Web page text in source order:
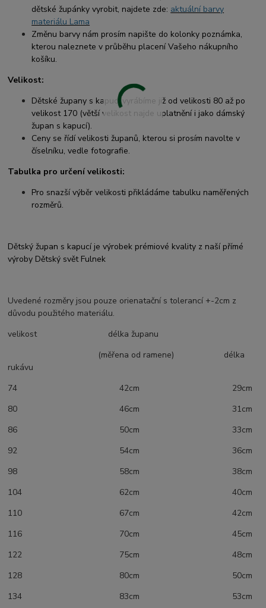
dětské župánky vyrobit, najdete zde: aktuální barvy
materiálu Lama
Změnu barvy nám prosím napište do kolonky poznámka,
kterou naleznete v průběhu placení Vašeho nákupního
košíku.
Velikost:
Dětské župany s kapucí vyrábíme již od velikosti 80 až po
velikost 170 (větší velikost najde uplatnění i jako dámský
župan s kapucí).
Ceny se řídí velikosti županů, kterou si prosím navolte v
číselníku, vedle fotografie.
Tabulka pro určení velikosti:
Pro snazší výběr velikosti přikládáme tabulku naměřených
rozměrů.
Dětský župan s kapucí je výrobek prémiové kvality z naší přímé
výroby Dětský svět Fulnek
Uvedené rozměry jsou pouze orienatační s tolerancí +-2cm z
důvodu použitého materiálu.
velikost délka županu
(měřena od ramene) délka
rukávu
74 42cm 29cm
80 46cm 31cm
86 50cm 33cm
92 54cm 36cm
98 58cm 38cm
104 62cm 40cm
110 67cm 42cm
116 70cm 45cm
122 75cm 48cm
128 80cm 50cm
134 83cm 53cm